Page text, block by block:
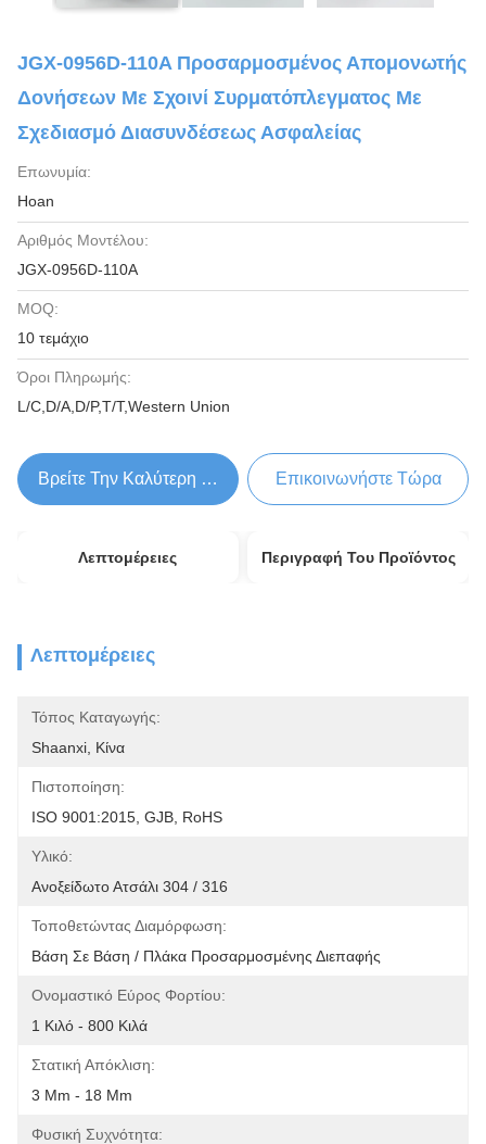
JGX-0956D-110A Προσαρμοσμένος Απομονωτής
Δονήσεων Με Σχοινί Συρματόπλεγματος Με
Σχεδιασμό Διασυνδέσεως Ασφαλείας
Επωνυμία:
Hoan
Αριθμός Μοντέλου:
JGX-0956D-110A
MOQ:
10 τεμάχιο
Όροι Πληρωμής:
L/C,D/A,D/P,T/T,Western Union
Βρείτε Την Καλύτερη Τιμή Επικοινωνήστε Τώρα
Λεπτομέρειες Περιγραφή Του Προϊόντος
Λεπτομέρειες
Τόπος Καταγωγής:
Shaanxi, Κίνα
Πιστοποίηση:
ISO 9001:2015, GJB, RoHS
Υλικό:
Ανοξείδωτο Ατσάλι 304 / 316
Τοποθετώντας Διαμόρφωση:
Βάση Σε Βάση / Πλάκα Προσαρμοσμένης Διεπαφής
Ονομαστικό Εύρος Φορτίου:
1 Κιλό - 800 Κιλά
Στατική Απόκλιση:
3 Mm - 18 Mm
Φυσική Συχνότητα: